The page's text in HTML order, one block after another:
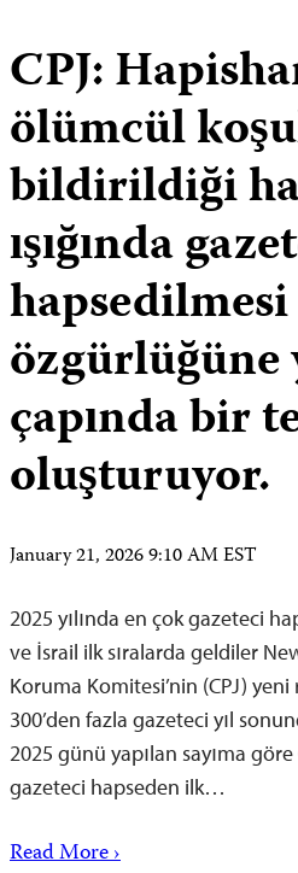
CPJ:
ölümcül
bildirildiği
ışığında
hapsedilmesi
çapında bir
oluşturuyor.
January 21, 2026 9:10 AM EST
2025 yılında en çok gazeteci
ve İsrail ilk sıralarda geldiler
Koruma Komitesi’nin (CPJ)
300’den fazla gazeteci yıl
2025 günü yapılan sayıma
gazeteci hapseden ilk…
Read More ›